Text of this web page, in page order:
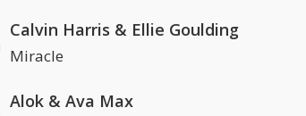
Calvin Harris & Ellie Goulding
Miracle
Alok & Ava Max